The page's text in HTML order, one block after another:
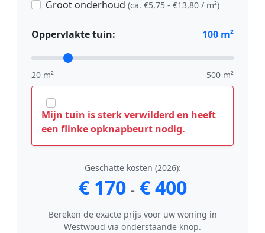
Groot onderhoud (ca. €5,75 - €13,80 / m²)
Oppervlakte tuin: 100 m²
20 m² 500 m²
Mijn tuin is sterk verwilderd en heeft
een flinke opknapbeurt nodig.
Geschatte kosten (2026):
€ 170 - € 400
Bereken de exacte prijs voor uw woning in
Westwoud via onderstaande knop.